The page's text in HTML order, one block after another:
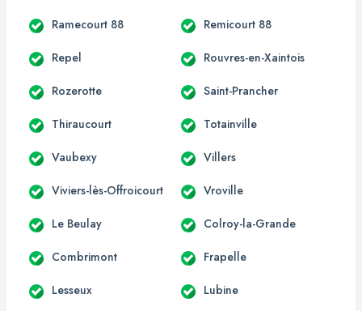
Ramecourt 88 Remicourt 88
Repel Rouvres-en-Xaintois
Rozerotte Saint-Prancher
Thiraucourt Totainville
Vaubexy Villers
Viviers-lès-Offroicourt Vroville
Le Beulay Colroy-la-Grande
Combrimont Frapelle
Lesseux Lubine